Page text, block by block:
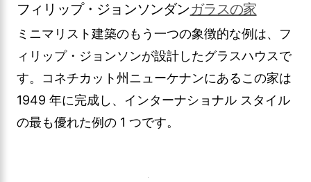
フィリップ・ジョンソンダンガラスの家
ミニマリスト建築のもう一つの象徴的な例は、フ
ィリップ・ジョンソンが設計したグラスハウスで
す。コネチカット州ニューケナンにあるこの家は
1949 年に完成し、インターナショナル スタイル
の最も優れた例の 1 つです。